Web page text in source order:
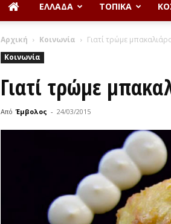
ΕΛΛΆΔΑ ΤΟΠΙΚΆ
Αρχική Κοινωνία
Γιατί τρώμε
Κοινωνία
Γιατί τρώμε
Από Έμβολος - 24/03/2015